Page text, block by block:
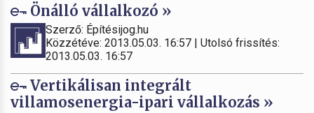
Önálló vállalkozó »
Szerző: Építésijog.hu
Közzétéve: 2013.05.03. 16:57 | Utolsó frissítés:
2013.05.03. 16:57
Vertikálisan integrált
villamosenergia-ipari vállalkozás »